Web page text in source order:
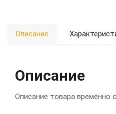
Описание
Описание
Описание товара временно